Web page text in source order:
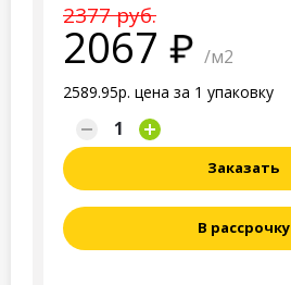
2377 руб.
2067 /м2
2589.95р. цена за 1 упаковку
Заказать
В рассрочку